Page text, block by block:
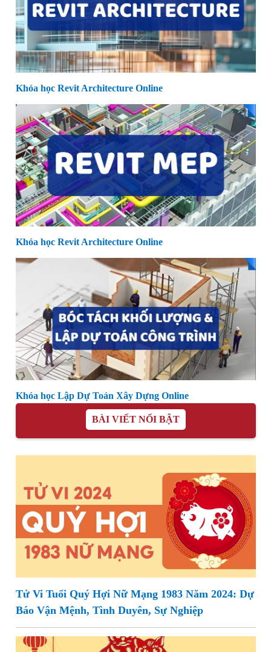
Khóa học Revit Architecture Online
Khóa học Revit Architecture Online
Khóa học Lập Dự Toán Xây Dựng Online
BÀI VIẾT NỔI BẬT
Tử Vi Tuổi Quý Hợi Nữ Mạng 1983 Năm 2024: Dự
Báo Vận Mệnh, Tình Duyên, Sự Nghiệp